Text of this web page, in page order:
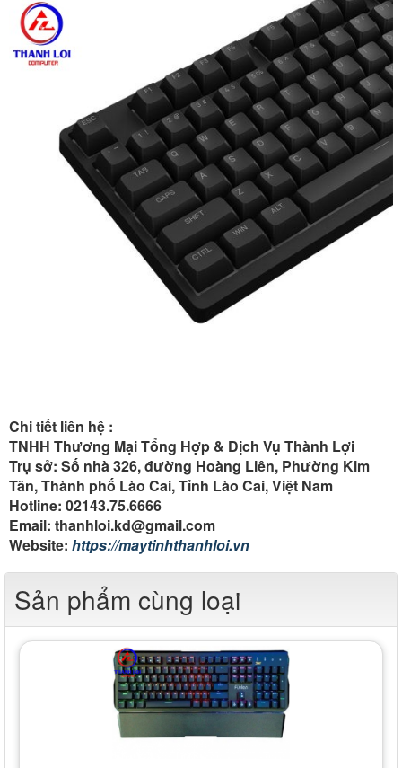
Chi tiết liên hệ :
TNHH Thương Mại Tổng Hợp & Dịch Vụ Thành Lợi
Trụ sở: Số nhà 326, đường Hoàng Liên, Phường Kim
Tân, Thành phố Lào Cai, Tỉnh Lào Cai, Việt Nam
Hotline: 02143.75.6666
Email: thanhloi.kd@gmail.com
Website: https://maytinhthanhloi.vn
Sản phẩm cùng loại